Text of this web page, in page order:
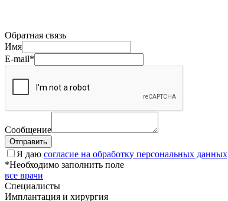
Обратная связь
Имя
E-mail*
Сообщение
Отправить
Я даю согласие на обработку персональных данных
*Необходимо заполнить поле
все врачи
Специалисты
Имплантация и хирургия